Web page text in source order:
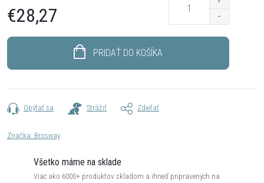
€28,27
PRIDAŤ DO KOŠÍKA
Opýtať sa Strážiť Zdieľať
Značka: Brosway
Všetko máme na sklade
Viac ako 6000+ produktov skladom a ihneď pripravených na